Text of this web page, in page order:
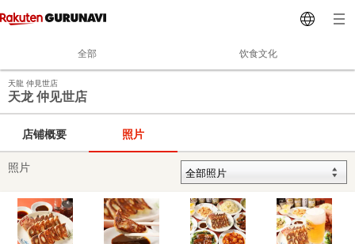
全部 饮食文化
天龍 仲見世店
天龙 仲见世店
店铺概要 照片
照片